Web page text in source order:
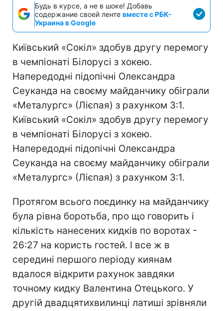
Будь в курсе, а не в шоке! Добавь
содержание своей ленте вместе с РБК-
Украина в Google
Київський «Сокіл» здобув другу перемогу
в чемпіонаті Білорусі з хокею.
Напередодні підопічні Олександра
Сеуканда на своєму майданчику обіграли
«Металургс» (Лієпая) з рахунком 3:1.
Київський «Сокіл» здобув другу перемогу
в чемпіонаті Білорусі з хокею.
Напередодні підопічні Олександра
Сеуканда на своєму майданчику обіграли
«Металургс» (Лієпая) з рахунком 3:1.
Протягом всього поєдинку на майданчику
була рівна боротьба, про що говорить і
кількість нанесених кидків по воротах -
26:27 на користь гостей. І все ж в
середині першого періоду киянам
вдалося відкрити рахунок завдяки
точному кидку Валентина Отецького. У
другій двадцятихвилинці латиші зрівняли